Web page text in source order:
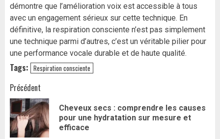
démontre que l’amélioration voix est accessible à tous
avec un engagement sérieux sur cette technique. En
définitive, la respiration consciente n’est pas simplement
une technique parmi d’autres, c’est un véritable pilier pour
une performance vocale durable et de haute qualité.
Tags: Respiration consciente
Navigation
d’article
Précédent
Cheveux secs : comprendre les causes
pour une hydratation sur mesure et
efficace